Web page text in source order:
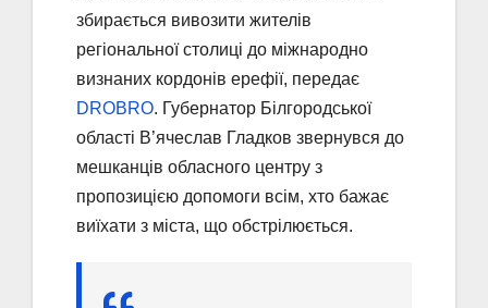
збирається вивозити жителів
регіональної столиці до міжнародно
визнаних кордонів ерефії, передає
DROBRO. Губернатор Білгородської
області В’ячеслав Гладков звернувся до
мешканців обласного центру з
пропозицією допомоги всім, хто бажає
виїхати з міста, що обстрілюється.